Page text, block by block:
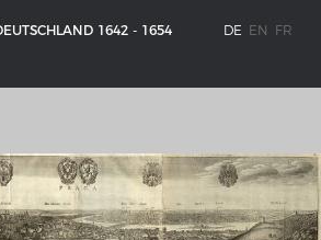
1642 - 1654 DE EN FR